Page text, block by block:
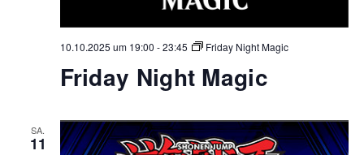
10.10.2025 um 19:00 -23:45 Friday Night Magic
Friday Night Magic
SA.
11